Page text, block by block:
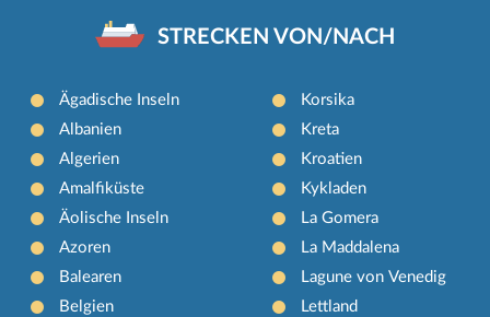
STRECKEN VON/NACH
Ägadische Inseln
Albanien
Algerien
Amalfiküste
Äolische Inseln
Azoren
Balearen
Belgien
Korsika
Kreta
Kroatien
Kykladen
La Gomera
La Maddalena
Lagune von Venedig
Lettland